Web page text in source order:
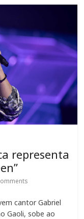
representa
cantor Gabriel
Gaoli, sobe ao